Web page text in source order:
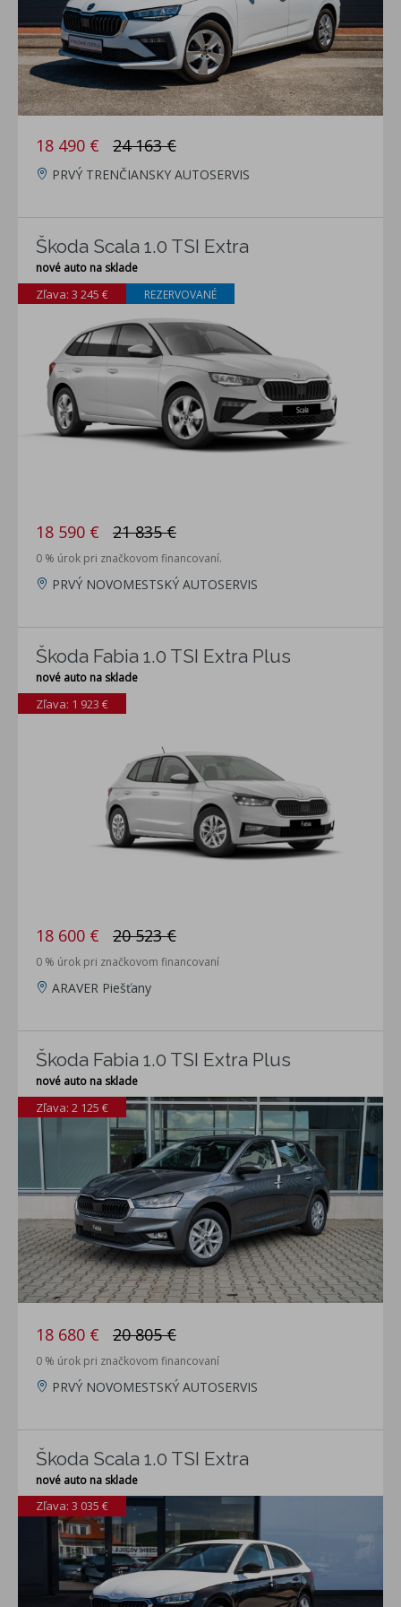
18 490 € 24 163 €
PRVÝ TRENČIANSKY AUTOSERVIS
Škoda Scala 1.0 TSI Extra
nové auto na sklade
Zľava: 3 245 € REZERVOVANÉ
18 590 € 21 835 €
0 % úrok pri značkovom financovaní.
PRVÝ NOVOMESTSKÝ AUTOSERVIS
Škoda Fabia 1.0 TSI Extra Plus
nové auto na sklade
Zľava: 1 923 €
18 600 € 20 523 €
0 % úrok pri značkovom financovaní
ARAVER Piešťany
Škoda Fabia 1.0 TSI Extra Plus
nové auto na sklade
Zľava: 2 125 €
18 680 € 20 805 €
0 % úrok pri značkovom financovaní
PRVÝ NOVOMESTSKÝ AUTOSERVIS
Škoda Scala 1.0 TSI Extra
nové auto na sklade
Zľava: 3 035 €